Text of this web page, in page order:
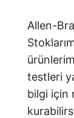
Allen-
testleri
bilgi için